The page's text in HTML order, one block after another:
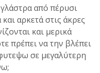
από πέρυσι
αρκετά στις άκρες
και μερικά
πρέπει να την βλέπει
σε μεγαλύτερη